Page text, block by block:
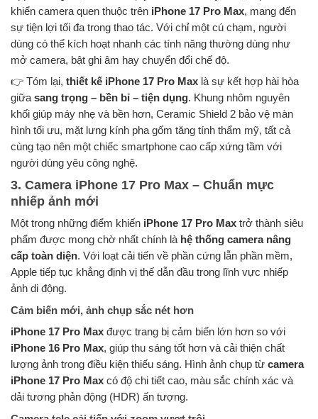
khiển camera quen thuộc trên iPhone 17 Pro Max, mang đến
sự tiện lợi tối đa trong thao tác. Với chỉ một cú chạm, người
dùng có thể kích hoạt nhanh các tính năng thường dùng như
mở camera, bật ghi âm hay chuyển đổi chế độ.
👉 Tóm lại, thiết kế iPhone 17 Pro Max là sự kết hợp hài hòa
giữa sang trọng – bền bỉ – tiện dụng. Khung nhôm nguyên
khối giúp máy nhẹ và bền hơn, Ceramic Shield 2 bảo vệ màn
hình tối ưu, mặt lưng kính pha gốm tăng tính thẩm mỹ, tất cả
cùng tạo nên một chiếc smartphone cao cấp xứng tầm với
người dùng yêu công nghệ.
3. Camera iPhone 17 Pro Max – Chuẩn mực
nhiếp ảnh mới
Một trong những điểm khiến iPhone 17 Pro Max trở thành siêu
phẩm được mong chờ nhất chính là hệ thống camera nâng
cấp toàn diện. Với loạt cải tiến về phần cứng lẫn phần mềm,
Apple tiếp tục khẳng định vị thế dẫn đầu trong lĩnh vực nhiếp
ảnh di động.
Cảm biến mới, ảnh chụp sắc nét hơn
iPhone 17 Pro Max được trang bị cảm biến lớn hơn so với
iPhone 16 Pro Max, giúp thu sáng tốt hơn và cải thiện chất
lượng ảnh trong điều kiện thiếu sáng. Hình ảnh chụp từ camera
iPhone 17 Pro Max có độ chi tiết cao, màu sắc chính xác và
dải tương phản động (HDR) ấn tượng.